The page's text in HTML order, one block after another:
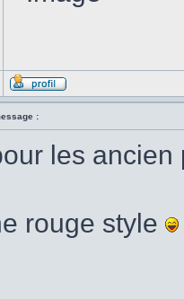
:
les
rouge style